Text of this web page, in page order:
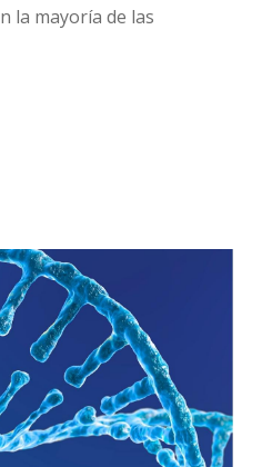
la mayoría de las